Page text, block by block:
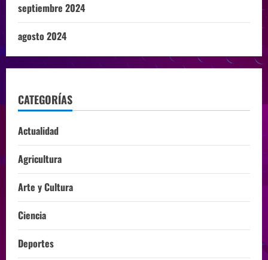
septiembre 2024
agosto 2024
CATEGORÍAS
Actualidad
Agricultura
Arte y Cultura
Ciencia
Deportes